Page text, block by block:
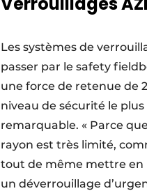
Les systèmes de
passer par le safety
une force de retenue de
niveau de sécurité le
remarquable. « Parce
rayon est très limité,
tout de même mettre en
un déverrouillage